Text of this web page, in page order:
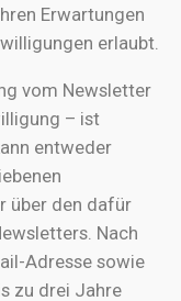
Erwartungen
erlaubt.
vom Newsletter
– ist
entweder
über den dafür
Nach
Adresse sowie
zu drei Jahre